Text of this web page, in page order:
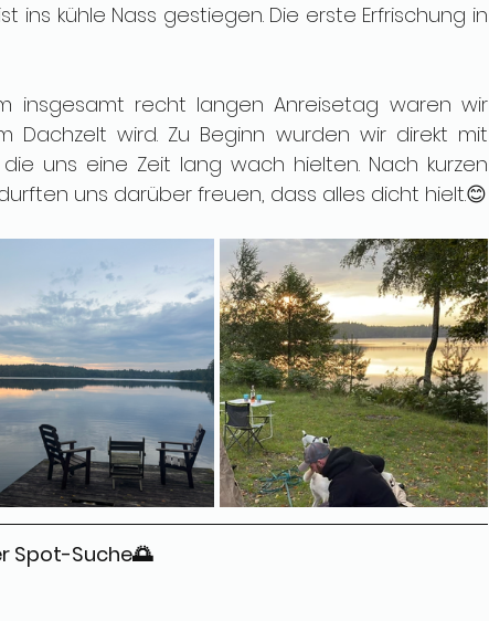
ins kühle Nass gestiegen. Die erste Erfrischung in
insgesamt recht langen Anreisetag waren wir
wird. Zu Beginn wurden wir direkt mit
uns eine Zeit lang wach hielten. Nach kurzen
uns darüber freuen, dass alles dicht hielt.😊
Spot-Suche🌅